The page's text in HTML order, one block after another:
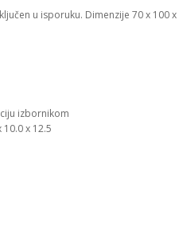
u isporuku. Dimenzije 70 x 100
izbornikom
10.0 x 12.5